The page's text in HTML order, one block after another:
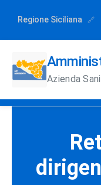
Regione Siciliana
Azienda